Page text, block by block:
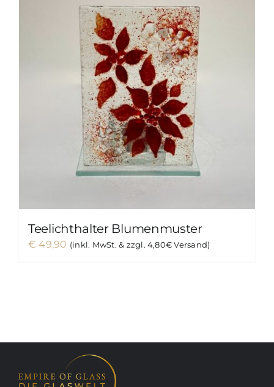
Teelichthalter Blumenmuster
€ 49,90 (inkl. MwSt. & zzgl. 4,80€ Versand)